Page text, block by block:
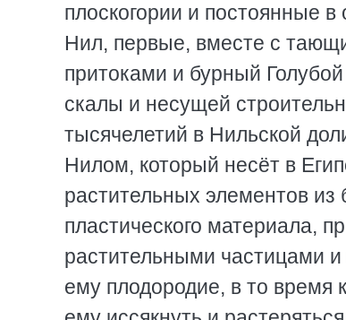
плоскогории и постоянные
Нил, первые, вместе с
притоками и бурный
скалы и несущей
тысячелетий в Нильской
Нилом, который несёт в
растительных элементов
пластического материала,
растительными частицами и
ему плодородие, в то